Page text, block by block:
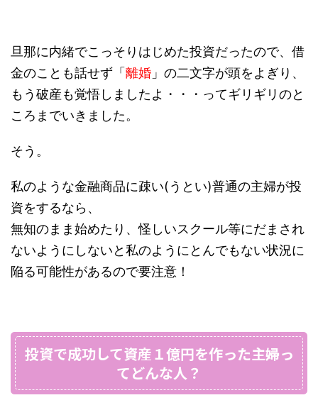
旦那に内緒でこっそりはじめた投資だったので、借
金のことも話せず「 離婚 」の二文字が頭をよぎり、
もう破産も覚悟しましたよ・・・ってギリギリのと
ころまでいきました。
そう。
私のような金融商品に疎い(うとい)普通の主婦が投
資をするなら、
無知のまま始めたり、怪しいスクール等にだまされ
ないようにしないと私のようにとんでもない状況に
陥る可能性があるので要注意！
投資で成功して資産１億円を作った主婦っ
てどんな人？